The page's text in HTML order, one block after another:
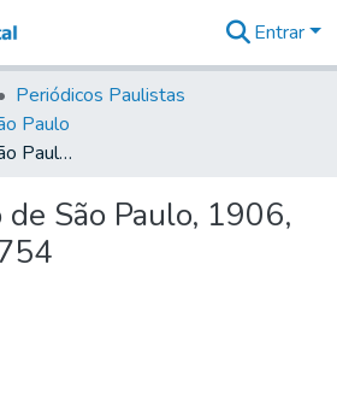
&
Coleções
Tudo na
Biblioteca
Estatísticas
Entrar
Periódicos Paulistas
Paulo
O Commercio de São Paulo, 1906, Ano XIV, n. 4754
de São Paulo, 1906,